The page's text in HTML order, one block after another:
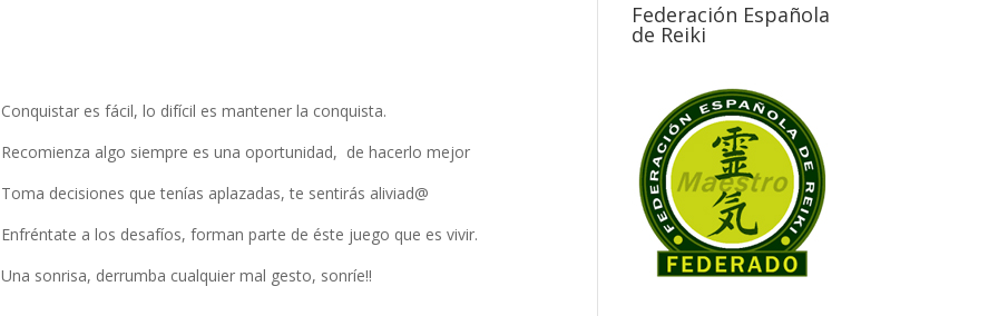
Conquistar es fácil, lo difícil es mantener la conquista.
Recomienza algo siempre es una oportunidad, de hacerlo mejor
Toma decisiones que tenías aplazadas, te sentirás aliviad@
Enfréntate a los desafíos, forman parte de éste juego que es vivir.
Una sonrisa, derrumba cualquier mal gesto, sonríe!!
Federación Española
de Reiki